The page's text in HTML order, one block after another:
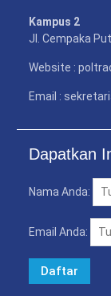
Kampus 2
Jl. Cempaka
Website :
Email :
Dapatkan
Nama Anda:
Email Anda: